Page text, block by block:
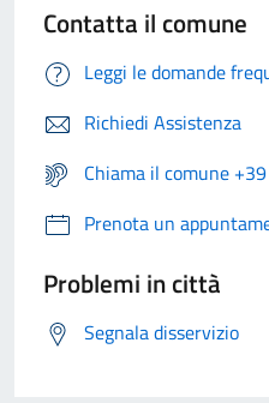
Contatta il comune
Leggi le domande
Richiedi Assistenza
Chiama il comune
Prenota un
Problemi in città
Segnala disservizio